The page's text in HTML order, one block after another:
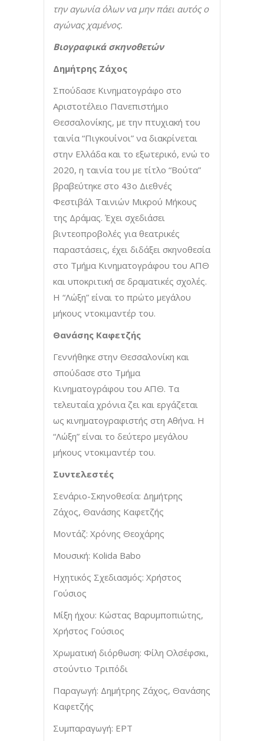
την αγωνία όλων να μην πάει αυτός ο
αγώνας χαμένος.
Βιογραφικά σκηνοθετών
Δημήτρης Ζάχος
Σπούδασε Κινηματογράφο στο
Αριστοτέλειο Πανεπιστήμιο
Θεσσαλονίκης, με την πτυχιακή του
ταινία “Πιγκουίνοι” να διακρίνεται
στην Ελλάδα και το εξωτερικό, ενώ το
2020, η ταινία του με τίτλο “Βούτα”
βραβεύτηκε στο 43ο Διεθνές
Φεστιβάλ Ταινιών Μικρού Μήκους
της Δράμας. Έχει σχεδιάσει
βιντεοπροβολές για θεατρικές
παραστάσεις, έχει διδάξει σκηνοθεσία
στο Τμήμα Κινηματογράφου του ΑΠΘ
και υποκριτική σε δραματικές σχολές.
Η “Λώξη” είναι το πρώτο μεγάλου
μήκους ντοκιμαντέρ του.
Θανάσης Καφετζής
Γεννήθηκε στην Θεσσαλονίκη και
σπούδασε στο Τμήμα
Κινηματογράφου του ΑΠΘ. Τα
τελευταία χρόνια ζει και εργάζεται
ως κινηματογραφιστής στη Αθήνα. Η
“Λώξη” είναι το δεύτερο μεγάλου
μήκους ντοκιμαντέρ του.
Συντελεστές
Σενάριο-Σκηνοθεσία: Δημήτρης
Ζάχος, Θανάσης Καφετζής
Μοντάζ: Χρόνης Θεοχάρης
Μουσική: Kolida Babo
Ηχητικός Σχεδιασμός: Χρήστος
Γούσιος
Μίξη ήχου: Κώστας Βαρυμποπιώτης,
Χρήστος Γούσιος
Χρωματική διόρθωση: Φίλη Ολσέφσκι,
στούντιο Τριπόδι
Παραγωγή: Δημήτρης Ζάχος, Θανάσης
Καφετζής
Συμπαραγωγή: ΕΡΤ